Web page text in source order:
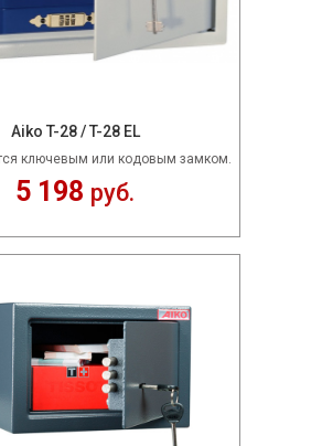
Aiko T-28 / T-28 EL
ключевым или кодовым замком.
5 198 руб.